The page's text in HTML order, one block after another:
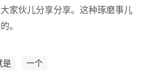
家伙儿分享分享。这种琢磨事儿
。
是 一个